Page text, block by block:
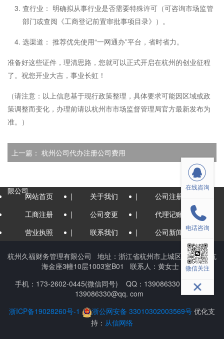
查行业： 明确拟从事行业是否需要特殊许可（可咨询市场监管
部门或查阅《工商登记前置审批事项目录》）。
选渠道： 推荐优先使用“一网通办”平台，省时省力。
准备好这些证件，理清思路，您就可以正式开启在杭州的创业征程
了。祝您开业大吉，事业长虹！
（请注意：以上信息基于现行政策整理，具体要求可能因区域或政
策调整而变化，办理前请以杭州市市场监督管理局官方最新发布为
准。）
上一篇： 杭州公司代办注册公司费用
杭州办理个人营业执照流程及费用-杭州久福财务管理有
限公司
网站首页 | 关于我们 | 公司注册
工商注册
| 公司变更 | 代理记账
|
营业执照
| 联系我们 | 公司新闻
杭州久福财务管理有限公司 地址： 浙江省杭州市上城区九堡街道杭
海金座3幢10层1003室B01
联系人： 黄女士
手机： 173-2602-0445(微信同号) QQ： 139086330
邮箱：
139086330@qq. com
浙ICP备19028260号-1
浙公网安备 33010302003569号 优化支
持： 从信网络
在线咨询
电话咨询
微信关注